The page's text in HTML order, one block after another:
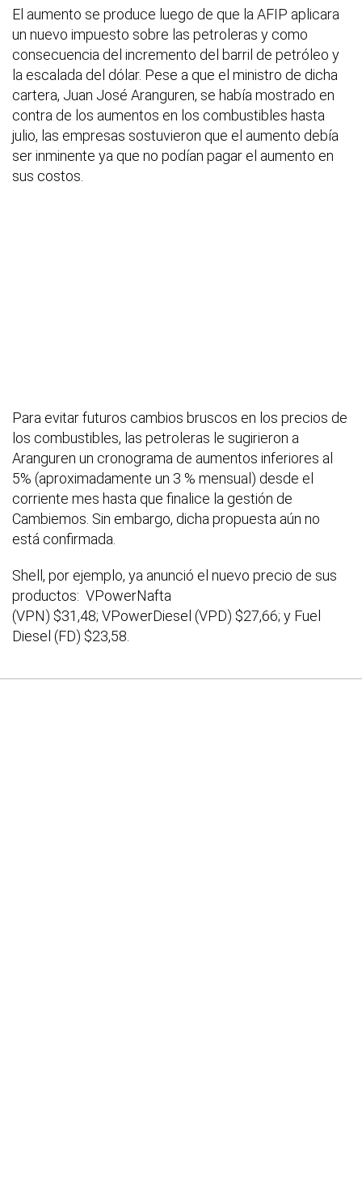
El aumento se produce luego de que la AFIP aplicara
un nuevo impuesto sobre las petroleras y como
consecuencia del incremento del barril de petróleo y
la escalada del dólar. Pese a que el ministro de dicha
cartera, Juan José Aranguren, se había mostrado en
contra de los aumentos en los combustibles hasta
julio, las empresas sostuvieron que el aumento debía
ser inminente ya que no podían pagar el aumento en
sus costos.
Para evitar futuros cambios bruscos en los precios de
los combustibles, las petroleras le sugirieron a
Aranguren un cronograma de aumentos inferiores al
5% (aproximadamente un 3 % mensual) desde el
corriente mes hasta que finalice la gestión de
Cambiemos. Sin embargo, dicha propuesta aún no
está confirmada.
Shell, por ejemplo, ya anunció el nuevo precio de sus
productos: VPowerNafta
(VPN) $31,48; VPowerDiesel (VPD) $27,66; y Fuel
Diesel (FD) $23,58.